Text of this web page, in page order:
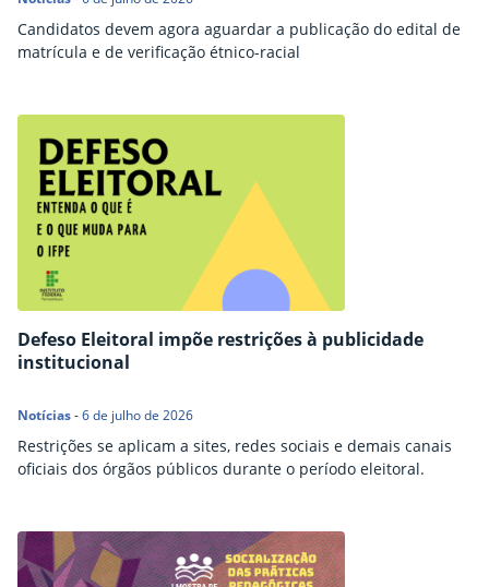
Candidatos devem agora aguardar a publicação do edital de
matrícula e de verificação étnico-racial
Defeso Eleitoral impõe restrições à publicidade
institucional
Notícias-6 de julho de 2026
Restrições se aplicam a sites, redes sociais e demais canais
oficiais dos órgãos públicos durante o período eleitoral.